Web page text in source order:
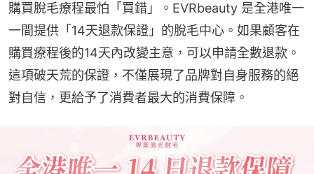
購買脫毛療程最怕「買錯」。EVRbeauty 是全港唯一
一間提供「14天退款保證」的脫毛中心。如果顧客在
購買療程後的14天內改變主意，可以申請全數退款。
這項破天荒的保證，不僅展現了品牌對自身服務的絕
對自信，更給予了消費者最大的消費保障。